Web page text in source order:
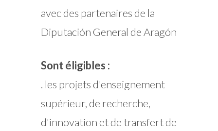
avec des partenaires de la
Diputación General de Aragón
Sont éligibles :
. les projets d'enseignement
supérieur, de recherche,
d'innovation et de transfert de